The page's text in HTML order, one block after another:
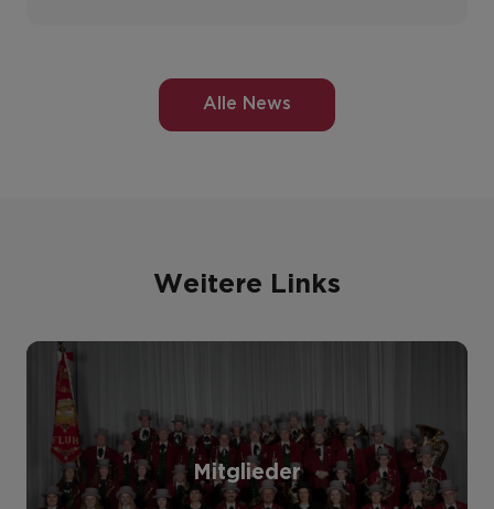
Alle News
Weitere Links
Mitglieder